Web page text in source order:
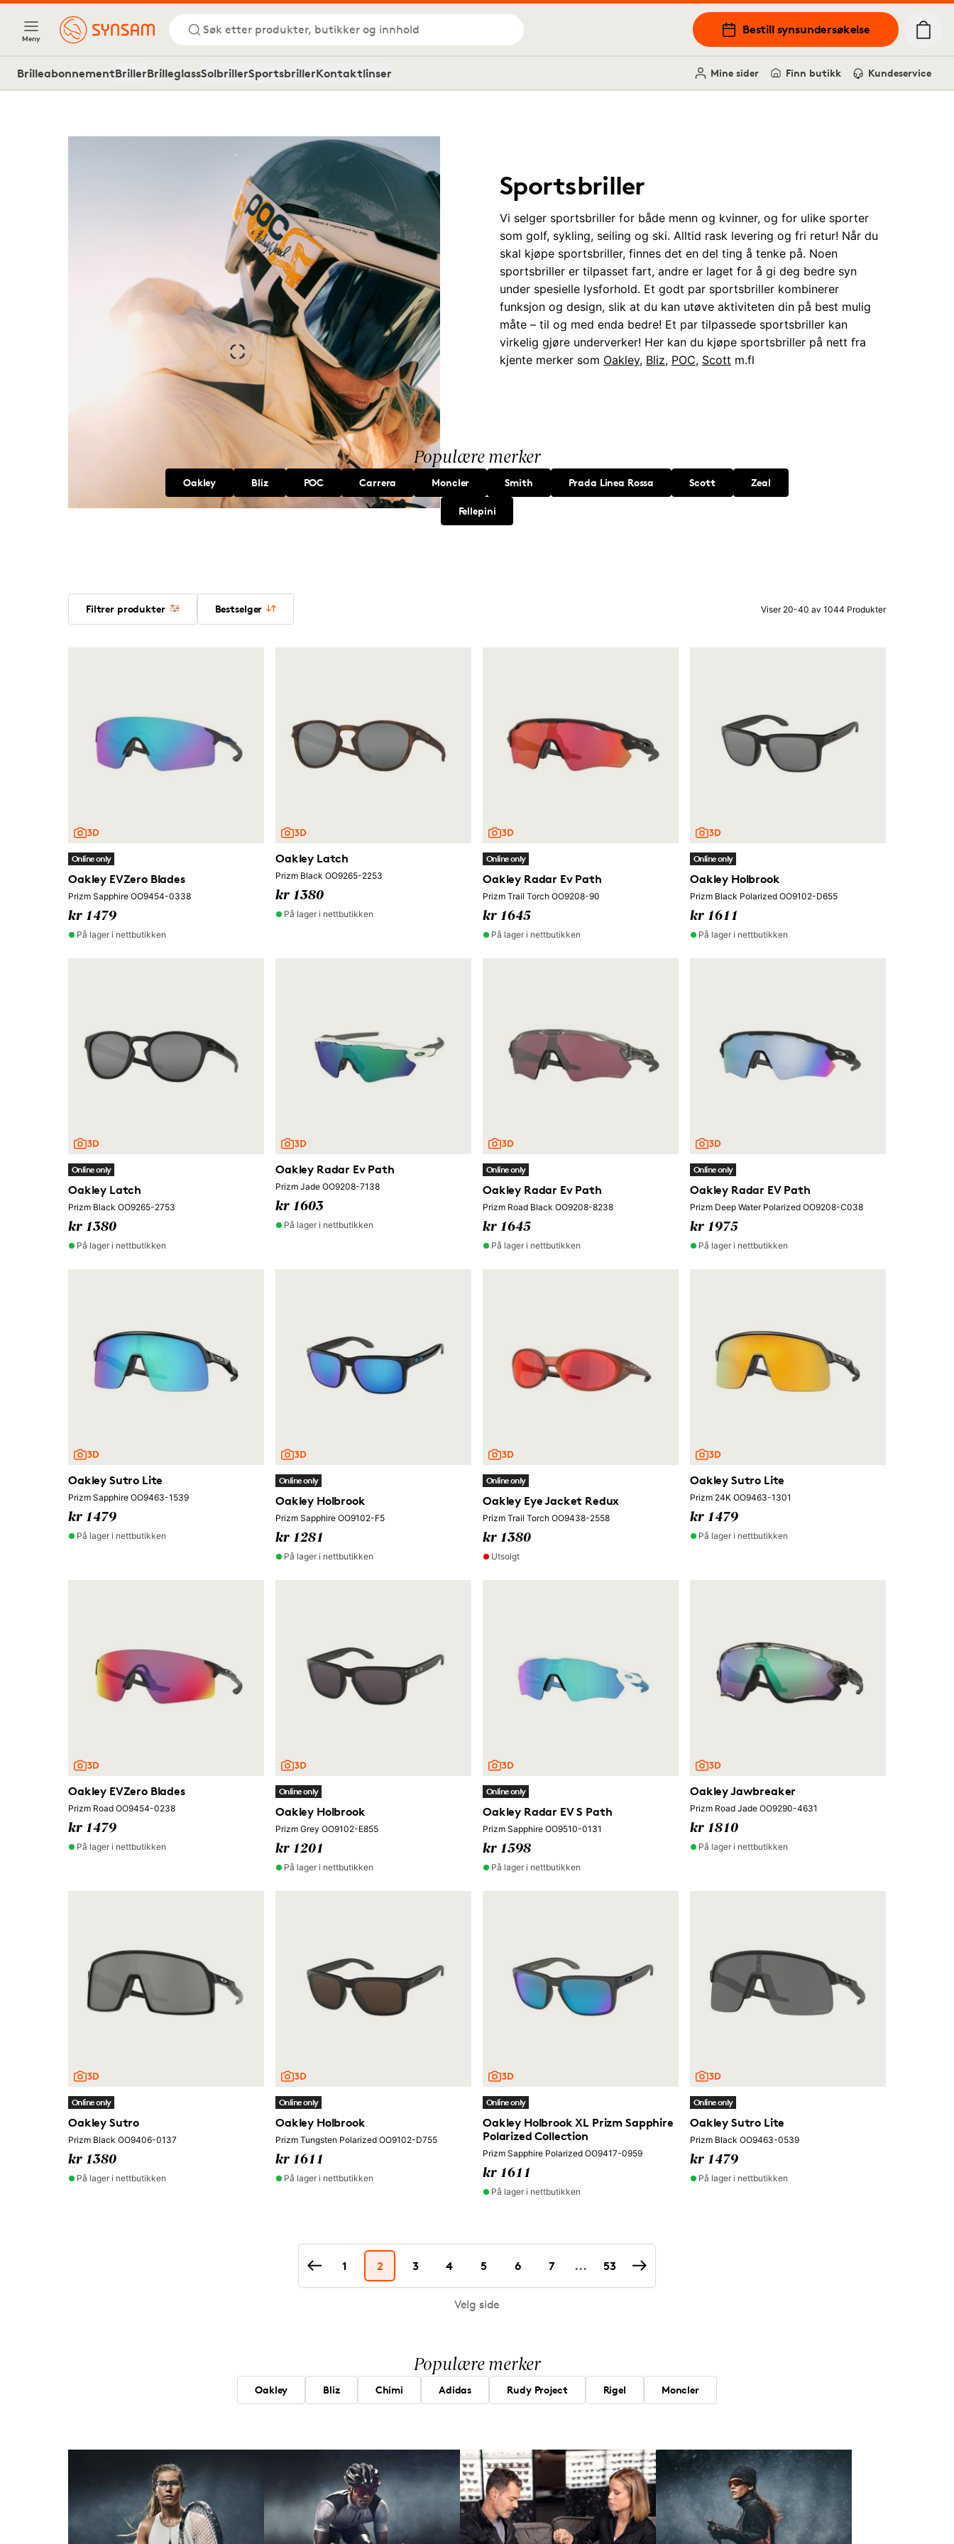
Meny
Søk etter produkter, butikker og innhold Bestill synsundersøkelse
BrilleabonnementBrillerBrilleglassSolbrillerSportsbrillerKontaktlinser Mine sider Finn butikk Kundeservice
Sportsbriller
Vi selger sportsbriller for både menn og kvinner, og for ulike sporter
som golf, sykling, seiling og ski. Alltid rask levering og fri retur! Når du
skal kjøpe sportsbriller, finnes det en del ting å tenke på. Noen
sportsbriller er tilpasset fart, andre er laget for å gi deg bedre syn
under spesielle lysforhold. Et godt par sportsbriller kombinerer
funksjon og design, slik at du kan utøve aktiviteten din på best mulig
måte – til og med enda bedre! Et par tilpassede sportsbriller kan
virkelig gjøre underverker! Her kan du kjøpe sportsbriller på nett fra
kjente merker som Oakley, Bliz, POC, Scott m.fl
Populære merker
Oakley Bliz POC Carrera Moncler Smith Prada Linea Rossa Scott Zeal
Fellepini
Filtrer produkter Bestselger Viser 20-40 av 1044 Produkter
Online only
Oakley EVZero Blades
Prizm Sapphire OO9454-0338
kr 1479
På lager i nettbutikken
Oakley Latch
Prizm Black OO9265-2253
kr 1380
På lager i nettbutikken
Online only
Oakley Radar Ev Path
Prizm Trail Torch OO9208-90
kr 1645
På lager i nettbutikken
Online only
Oakley Holbrook
Prizm Black Polarized OO9102-D655
kr 1611
På lager i nettbutikken
Online only
Oakley Latch
Prizm Black OO9265-2753
kr 1380
På lager i nettbutikken
Oakley Radar Ev Path
Prizm Jade OO9208-7138
kr 1603
På lager i nettbutikken
Online only
Oakley Radar Ev Path
Prizm Road Black OO9208-8238
kr 1645
På lager i nettbutikken
Online only
Oakley Radar EV Path
Prizm Deep Water Polarized OO9208-C038
kr 1975
På lager i nettbutikken
Oakley Sutro Lite
Prizm Sapphire OO9463-1539
kr 1479
På lager i nettbutikken
Online only
Oakley Holbrook
Prizm Sapphire OO9102-F5
kr 1281
På lager i nettbutikken
Online only
Oakley Eye Jacket Redux
Prizm Trail Torch OO9438-2558
kr 1380
Utsolgt
Oakley Sutro Lite
Prizm 24K OO9463-1301
kr 1479
På lager i nettbutikken
Oakley EVZero Blades
Prizm Road OO9454-0238
kr 1479
På lager i nettbutikken
Online only
Oakley Holbrook
Prizm Grey OO9102-E855
kr 1201
På lager i nettbutikken
Online only
Oakley Radar EV S Path
Prizm Sapphire OO9510-0131
kr 1598
På lager i nettbutikken
Oakley Jawbreaker
Prizm Road Jade OO9290-4631
kr 1810
På lager i nettbutikken
Online only
Oakley Sutro
Prizm Black OO9406-0137
kr 1380
På lager i nettbutikken
Online only
Oakley Holbrook
Prizm Tungsten Polarized OO9102-D755
kr 1611
På lager i nettbutikken
Online only
Oakley Holbrook XL Prizm Sapphire
Polarized Collection
Prizm Sapphire Polarized OO9417-0959
kr 1611
På lager i nettbutikken
Online only
Oakley Sutro Lite
Prizm Black OO9463-0539
kr 1479
På lager i nettbutikken
1 2 3 4 5 6 7 ... 53
Velg side
Populære merker
Oakley Bliz Chimi Adidas Rudy Project Rigel Moncler